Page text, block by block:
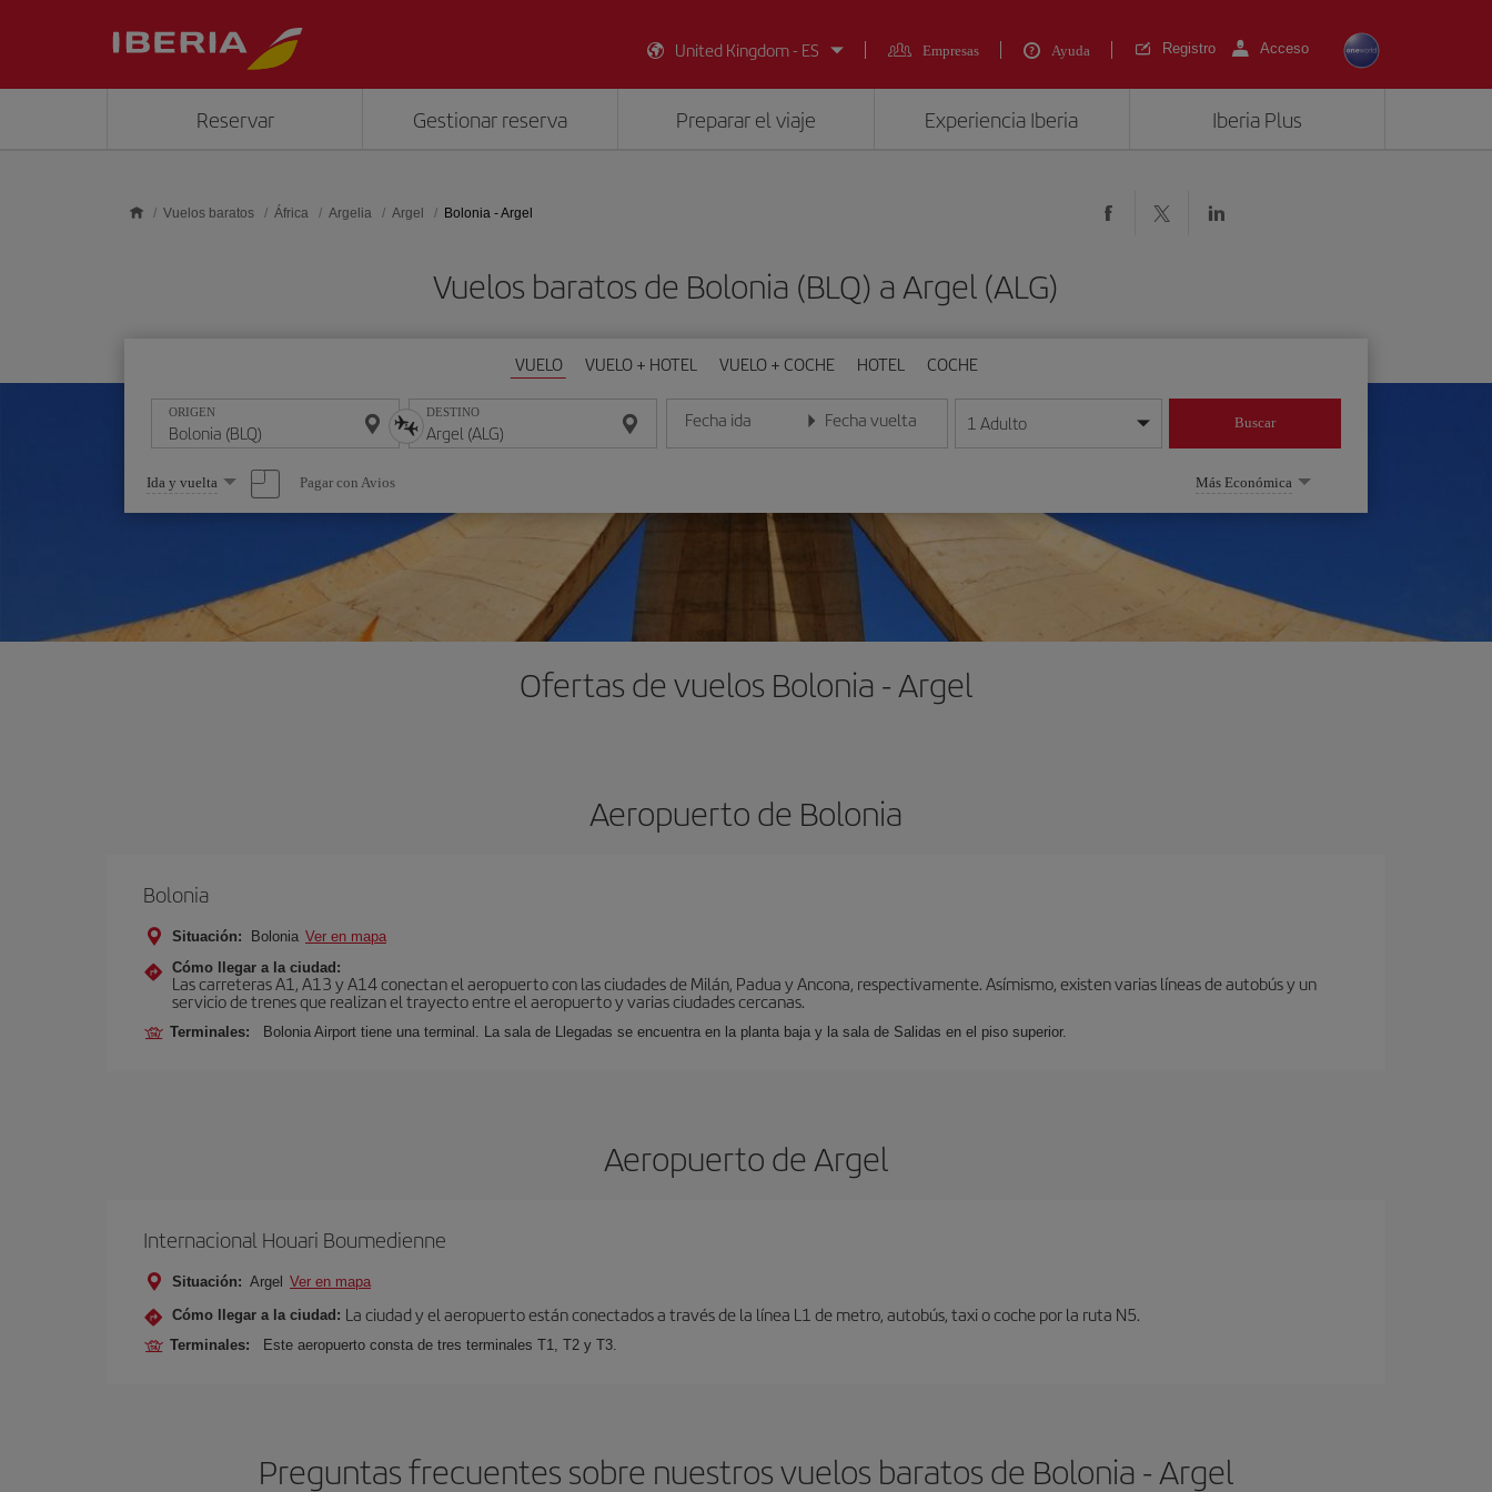
United Kingdom - ES
Empresas Ayuda Registro Acceso
Reservar Gestionar reserva Preparar el viaje Experiencia Iberia Iberia Plus
Vuelos baratos África Argelia Argel Bolonia - Argel
Vuelos baratos de Bolonia (BLQ) a Argel (ALG)
VUELO VUELO + HOTEL VUELO + COCHE HOTEL COCHE
ORIGEN DESTINO Fecha ida
Introduce la fecha en formato día/mes/año
Fecha vuelta
Introduce la fecha en formato día/mes/año
1 Adulto Buscar
Seleccione
una
opción
Ida y vuelta Pagar con Avios Más Económica
Ofertas de vuelos Bolonia - Argel
Aeropuerto de Bolonia
Bolonia
Situación: Bolonia Ver en mapa
Cómo llegar a la ciudad:
Las carreteras A1, A13 y A14 conectan el aeropuerto con las ciudades de Milán, Padua y Ancona, respectivamente. Asímismo, existen varias líneas de autobús y un
servicio de trenes que realizan el trayecto entre el aeropuerto y varias ciudades cercanas.
Terminales: Bolonia Airport tiene una terminal. La sala de Llegadas se encuentra en la planta baja y la sala de Salidas en el piso superior.
Aeropuerto de Argel
Internacional Houari Boumedienne
Situación: Argel Ver en mapa
Cómo llegar a la ciudad: La ciudad y el aeropuerto están conectados a través de la línea L1 de metro, autobús, taxi o coche por la ruta N5.
Terminales: Este aeropuerto consta de tres terminales T1, T2 y T3.
Preguntas frecuentes sobre nuestros vuelos baratos de Bolonia - Argel